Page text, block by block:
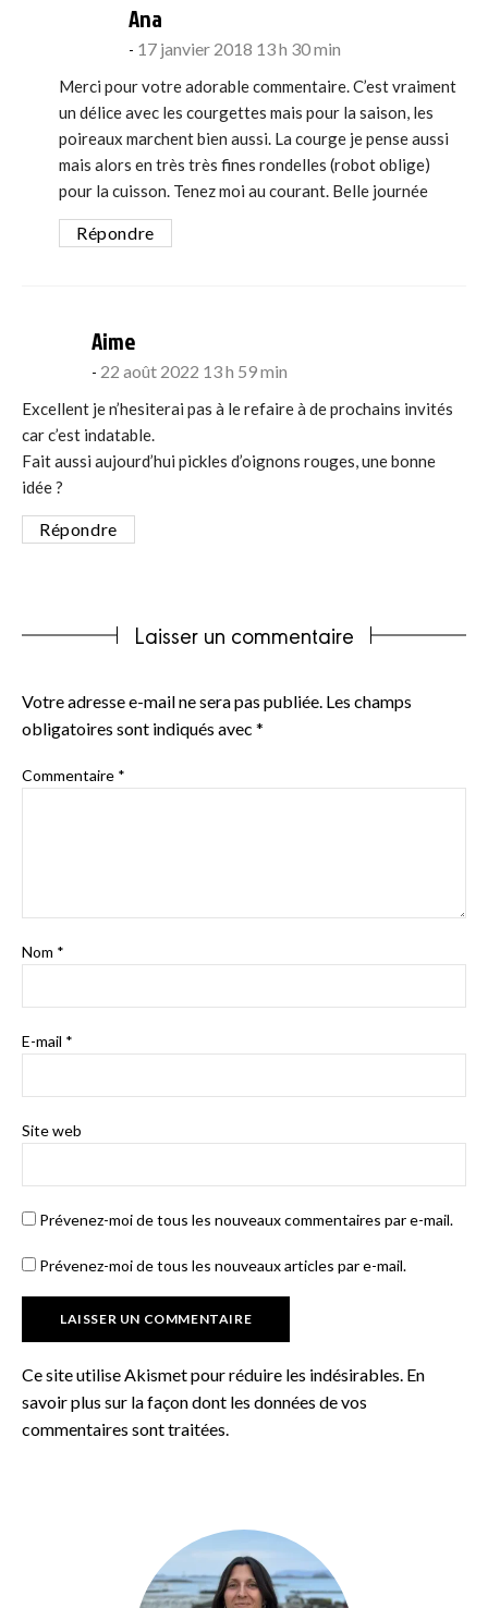
Ana
17 janvier 2018 13 h 30 min
Merci pour votre adorable commentaire. C’est vraiment
un délice avec les courgettes mais pour la saison, les
poireaux marchent bien aussi. La courge je pense aussi
mais alors en très très fines rondelles (robot oblige)
pour la cuisson. Tenez moi au courant. Belle journée
Répondre
Aimesays:
22 août 2022 13 h 59 min
Excellent je n’hesiterai pas à le refaire à de prochains invités
car c’est indatable.
Fait aussi aujourd’hui pickles d’oignons rouges, une bonne
idée ?
Répondre
Laisser un commentaire
Votre adresse e-mail ne sera pas publiée. Les champs
obligatoires sont indiqués avec *
Commentaire *
Nom *
E-mail *
Site web
Prévenez-moi de tous les nouveaux commentaires par e-mail.
Prévenez-moi de tous les nouveaux articles par e-mail.
Ce site utilise Akismet pour réduire les indésirables. En
savoir plus sur la façon dont les données de vos
commentaires sont traitées.